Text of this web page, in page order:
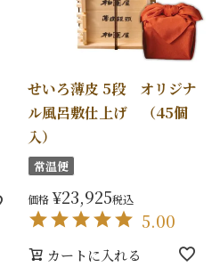
せいろ薄皮 5段 オリジナ
ル風呂敷仕上げ （45個
入）
常温便
価格 ¥23,925税込
5.00
カートに入れる